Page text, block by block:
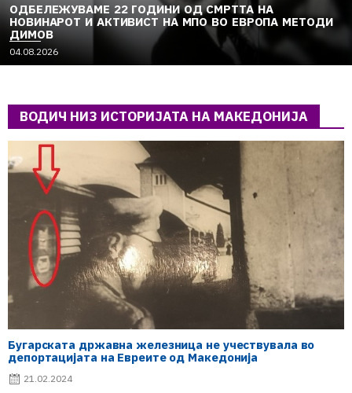
ОДБЕЛЕЖУВАМЕ 22 ГОДИНИ ОД СМРТТА НА
НОВИНАРОТ И АКТИВИСТ НА МПО ВО ЕВРОПА МЕТОДИ
ДИМОВ
04.08.2026
ВОДИЧ НИЗ ИСТОРИЈАТА НА МАКЕДОНИЈА
Бугарската државна железница не учествувала во
депортацијата на Евреите од Македонија
21.02.2024